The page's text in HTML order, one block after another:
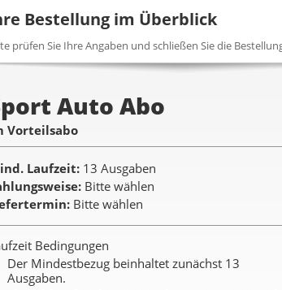
Bestellung im Überblick
prüfen Sie Ihre Angaben und schließen Sie die
Auto Abo
Vorteilsabo
Laufzeit 13 Ausgaben
Bitte wählen
Bitte wählen
Bedingungen
Der Mindestbezug beinhaltet zunächst 13
Ausgaben.